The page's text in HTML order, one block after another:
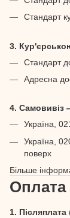
Стандарт
3.
Стандарт
Адресна
4. Самовивіз
Україна,
Україна,
поверх
Більше
Оплата
1. Післяплата